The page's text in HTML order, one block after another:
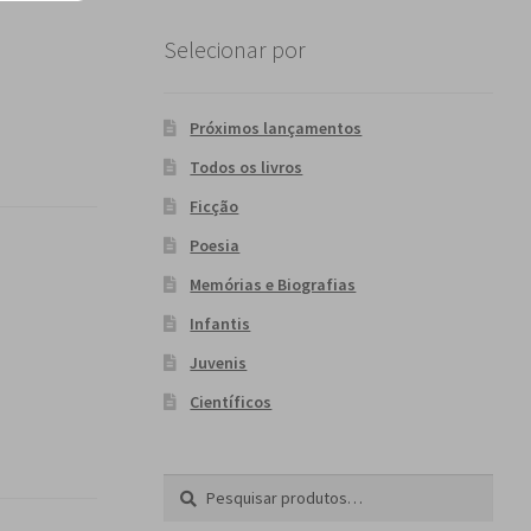
Selecionar por
Próximos lançamentos
Todos os livros
Ficção
Poesia
Memórias e Biografias
Infantis
Juvenis
Científicos
Pesquisar